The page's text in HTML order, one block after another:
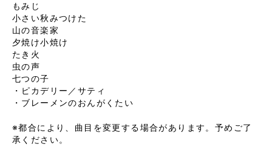
もみじ
小さい秋みつけた
山の音楽家
夕焼け小焼け
たき火
虫の声
七つの子
・ピカデリー／サティ
・ブレーメンのおんがくたい
※都合により、曲目を変更する場合があります。予めご了
承ください。